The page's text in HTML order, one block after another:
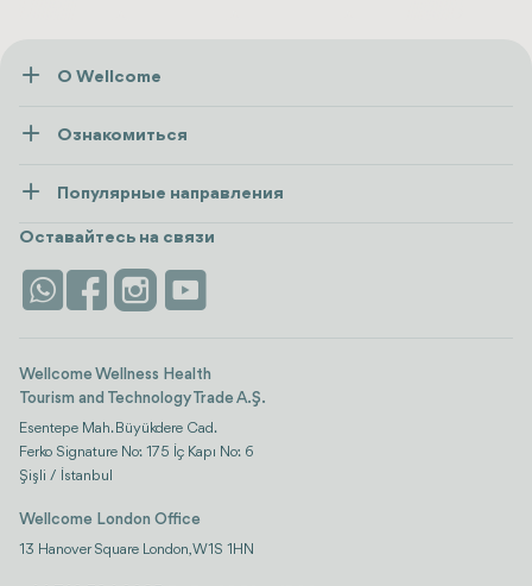
О Wellcome
Пресса
Безопасность
Контакты
Ознакомиться
Wellness
Размещение
Достопримечательности
Отзывы
Популярные направления
посмотреть все
Istanbul
Оставайтесь на связи
Wellcome Wellness Health
Tourism and Technology Trade A.Ş.
Esentepe Mah. Büyükdere Cad.
Ferko Signature No: 175 İç Kapı No: 6
Şişli / İstanbul
Wellcome London Office
13 Hanover Square London, W1S 1HN